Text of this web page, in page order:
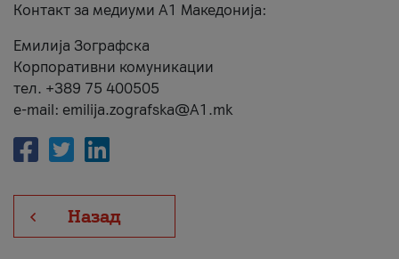
Контакт за медиуми А1 Македонија:
Емилија Зографска
Корпоративни комуникации
тел. +389 75 400505
e-mail: emilija.zografska@A1.mk
Назад